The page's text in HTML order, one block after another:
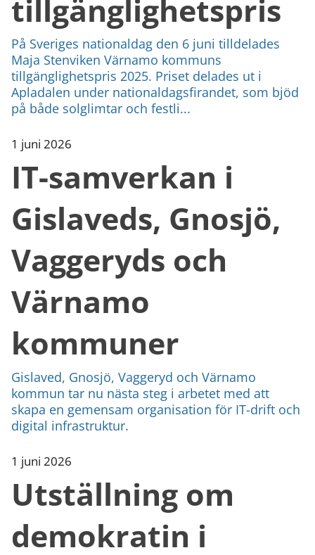
tillgänglighetspris
På Sveriges nationaldag den 6 juni tilldelades
Maja Stenviken Värnamo kommuns
tillgänglighetspris 2025. Priset delades ut i
Apladalen under nationaldagsfirandet, som bjöd
på både solglimtar och festli...
1 juni 2026
IT-samverkan i
Gislaveds, Gnosjö,
Vaggeryds och
Värnamo
kommuner
Gislaved, Gnosjö, Vaggeryd och Värnamo
kommun tar nu nästa steg i arbetet med att
skapa en gemensam organisation för IT-drift och
digital infrastruktur.
1 juni 2026
Utställning om
demokratin i